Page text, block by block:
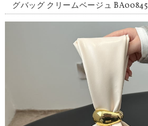
グバッグ クリームベージュ BA00845